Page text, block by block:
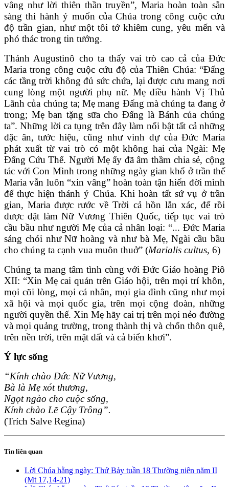
vâng như lời thiên thần truyền”, Maria hoàn toàn sẵn
sàng thi hành ý muốn của Chúa trong công cuộc cứu
độ trần gian, như một tôi tớ khiêm cung, yêu mến và
phó thác trong tin tưởng.
Thánh Augustinô cho ta thấy vai trò cao cả của Đức
Maria trong công cuộc cứu độ của Thiên Chúa: “Đấng
các tầng trời không đủ sức chứa, lại được cưu mang nơi
cung lòng một người phụ nữ. Mẹ điều hành Vị Thủ
Lãnh của chúng ta; Mẹ mang Đấng mà chúng ta đang ở
trong; Mẹ ban tặng sữa cho Đấng là Bánh của chúng
ta”. Những lời ca tụng trên đây làm nổi bật tất cả những
đặc ân, tước hiệu, cũng như vinh dự của Đức Maria
phát xuất từ vai trò có một không hai của Ngài: Mẹ
Đấng Cứu Thế. Người Mẹ ấy đã âm thầm chia sẻ, cộng
tác với Con Mình trong những ngày gian khổ ở trần thế
Maria vẫn luôn “xin vâng” hoàn toàn tận hiến đời mình
để thực hiện thánh ý Chúa. Khi hoàn tất sứ vụ ở trần
gian, Maria được rước về Trời cả hồn lẫn xác, để rồi
được đặt làm Nữ Vương Thiên Quốc, tiếp tục vai trò
cầu bầu như người Mẹ của cả nhân loại: “... Đức Maria
sáng chói như Nữ hoàng và như bà Mẹ, Ngài cầu bầu
cho chúng ta cạnh vua muôn thuở” (Marialis cultus, 6)
Chúng ta mang tâm tình cùng với Đức Giáo hoàng Piô
XII: “Xin Mẹ cai quản trên Giáo hội, trên mọi trí khôn,
mọi cõi lòng, mọi cá nhân, mọi gia đình cũng như mọi
xã hội và mọi quốc gia, trên mọi cộng đoàn, những
người quyền thế. Xin Mẹ hãy cai trị trên mọi nẻo đường
và mọi quảng trường, trong thành thị và chốn thôn quê,
trên nền trời, trên mặt đất và cả biển khơi”.
Ý lực sống
“Kính chào Ðức Nữ Vương,
Bà là Mẹ xót thương,
Ngọt ngào cho cuộc sống,
Kính chào Lẽ Cậy Trông”.
(Trích Salve Regina)
Tin liên quan
Lời Chúa hằng ngày: Thứ Bảy tuần 18 Thường niên năm II
(Mt 17,14-21)